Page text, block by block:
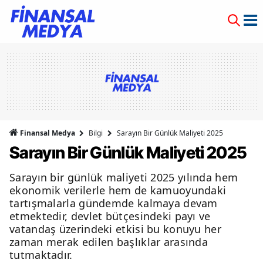
Finansal Medya Bilgi Sarayın Bir Günlük Maliyeti 2025
Sarayın Bir Günlük Maliyeti 2025
Sarayın bir günlük maliyeti 2025 yılında hem
ekonomik verilerle hem de kamuoyundaki
tartışmalarla gündemde kalmaya devam
etmektedir, devlet bütçesindeki payı ve
vatandaş üzerindeki etkisi bu konuyu her
zaman merak edilen başlıklar arasında
tutmaktadır.